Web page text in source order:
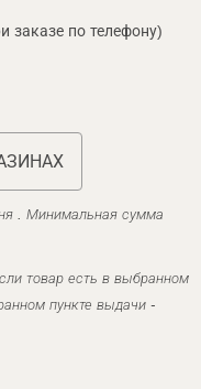
заказе по телефону)
. Минимальная сумма
товар есть в выбранном
пункте выдачи -